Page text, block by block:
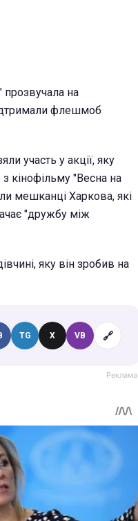
прозвучала на
флешмоб
участь у акції, яку
кінофільму "Весна на
мешканці Харкова, які
"дружбу між
яку він зробив на
TG X VB 🔗